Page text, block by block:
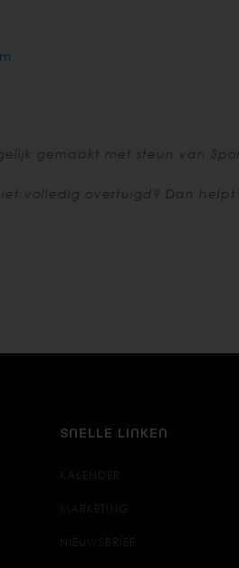
gemaakt met steun van
volledig overtuigd? Dan
SNELLE LINKEN
KALENDER
MARKETING
NIEUWSBRIEF